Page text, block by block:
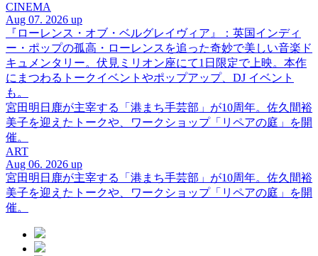
CINEMA
Aug 07. 2026 up
『ローレンス・オブ・ベルグレイヴィア』：英国インディ
ー・ポップの孤高・ローレンスを追った奇妙で美しい音楽ド
キュメンタリー。伏見ミリオン座にて1日限定で上映。本作
にまつわるトークイベントやポップアップ、DJ イベント
も。
宮田明日鹿が主宰する「港まち手芸部」が10周年。佐久間裕
美子を迎えたトークや、ワークショップ「リペアの庭」を開
催。
ART
Aug 06. 2026 up
宮田明日鹿が主宰する「港まち手芸部」が10周年。佐久間裕
美子を迎えたトークや、ワークショップ「リペアの庭」を開
催。